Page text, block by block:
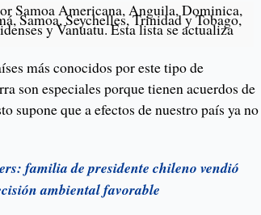
Samoa Americana, Anguila, Dominica,
Samoa, Seychelles, Trinidad y Tobago,
y Vanuatu. Esta lista se actualiza
más conocidos por este tipo de
son especiales porque tienen acuerdos de
supone que a efectos de nuestro país ya no
familia de presidente chileno vendió
ambiental favorable